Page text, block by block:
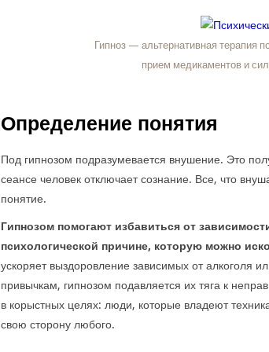
Гипноз — альтернативная терапия
прием медикаментов и
Определение понятия
Под гипнозом подразумевается внушение. Это
сеансе человек отключает сознание. Все, что
понятие.
Гипнозом помогают избавиться от
психологической причине, которую можно
ускоряет выздоровление зависимых от алкоголя
привычкам, гипнозом подавляется их тяга к
в корыстных целях: люди, которые владеют
свою сторону любого.